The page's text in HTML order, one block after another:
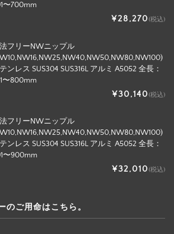
〜700mm
¥28,270(税込)
フリーNWニップル
ンレス SUS304 SUS316L アルミ A5052 全長：
〜800mm
¥30,140(税込)
フリーNWニップル
ンレス SUS304 SUS316L アルミ A5052 全長：
〜900mm
¥32,010(税込)
のご用命はこちら。